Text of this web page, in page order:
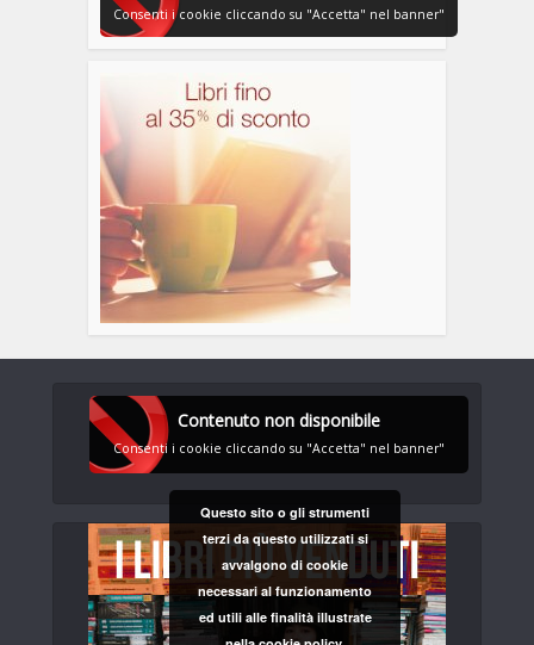
Consenti i cookie cliccando su "Accetta" nel banner"
Contenuto non disponibile
Consenti i cookie cliccando su "Accetta" nel banner"
Questo sito o gli strumenti
terzi da questo utilizzati si
avvalgono di cookie
necessari al funzionamento
ed utili alle finalità illustrate